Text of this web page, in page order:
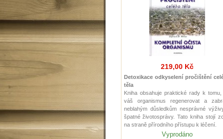
219,00 Kč
Detoxikace odkyselení pročištění
těla
Kniha obsahuje praktické rady k tomu,
váš organismus regenerovat a
neblahým důsledkům nesprávné
špatné životosprávy. Tato kniha stojí
na straně přírodního přístupu k léčení.
Vyprodáno